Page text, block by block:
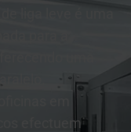
liga leve é uma
para a
uma
em
efectuem